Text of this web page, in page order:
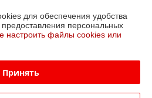
для обеспечения удобства
персональных
настроить файлы cookies или
Принять